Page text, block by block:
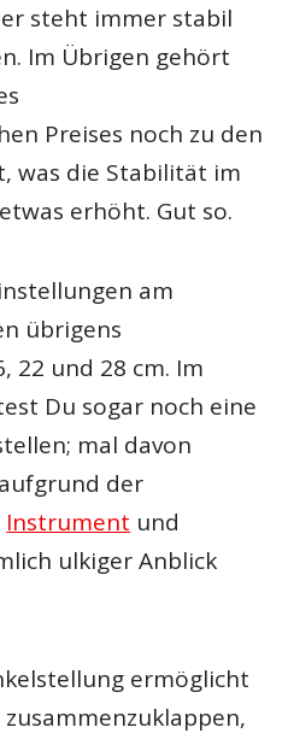
steht immer stabil
Im Übrigen gehört
Preises noch zu den
was die Stabilität im
erhöht. Gut so.
am
übrigens
22 und 28 cm. Im
Du sogar noch eine
mal davon
der
Instrument und
ulkiger Anblick
ermöglicht